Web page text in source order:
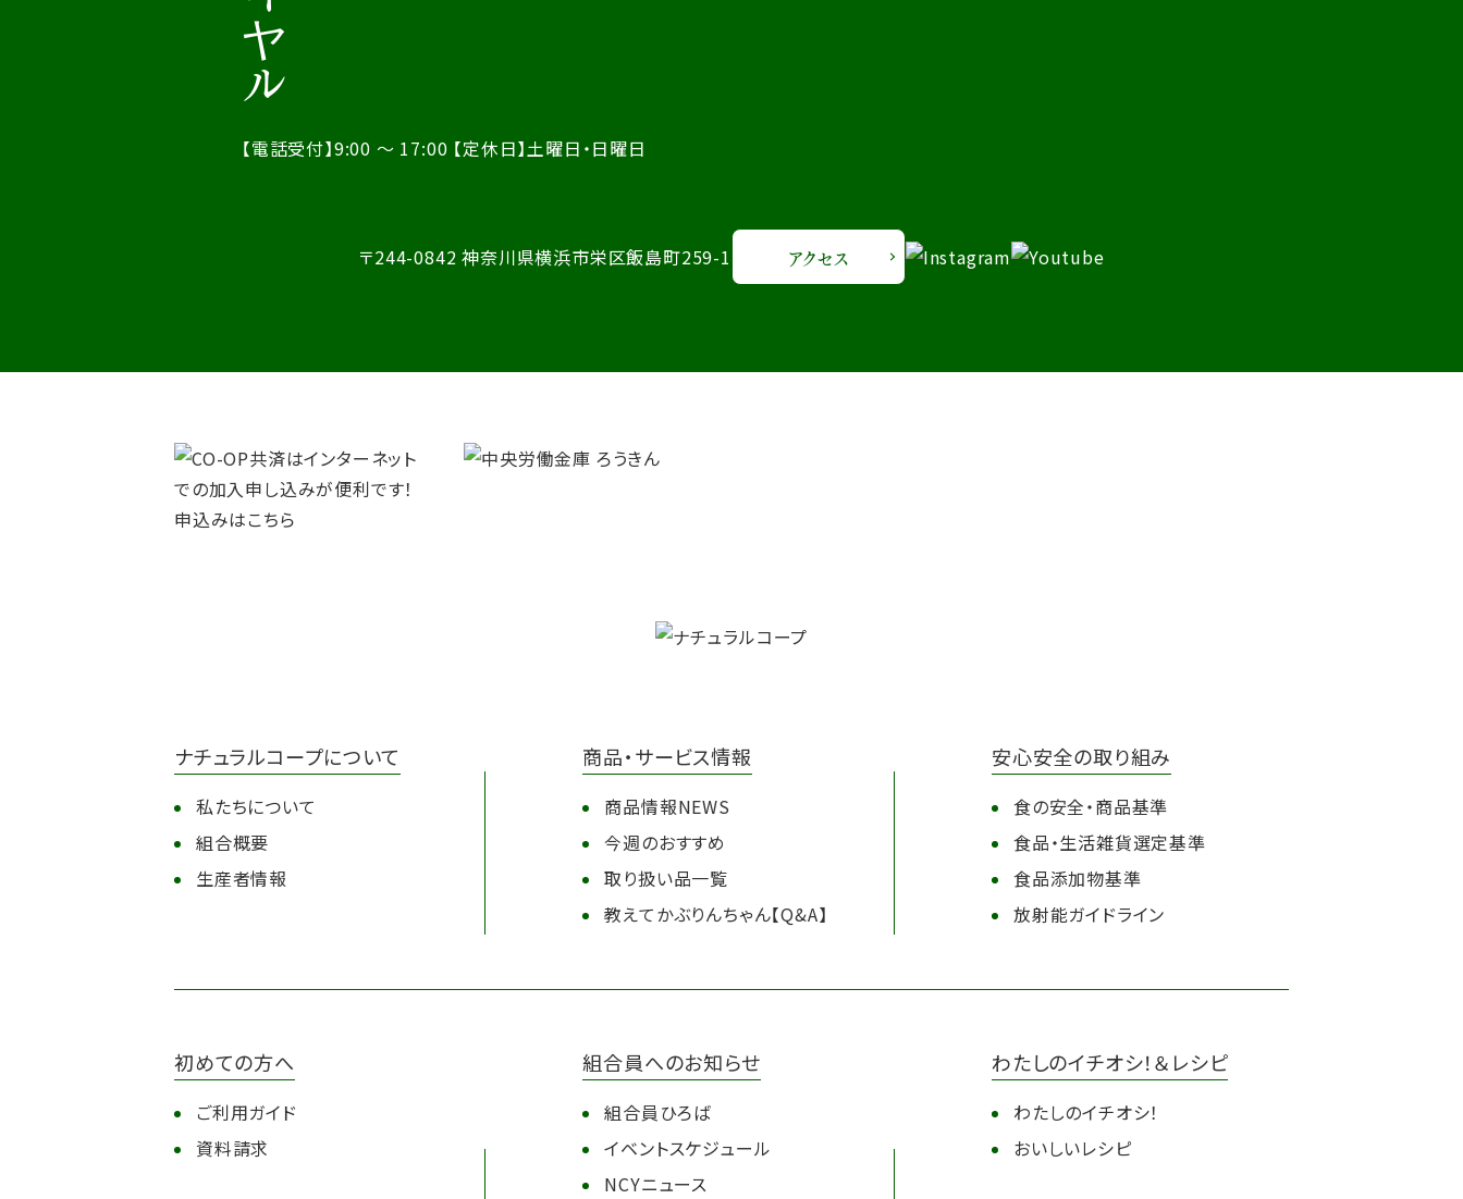
【電話受付】9:00 ～ 17:00 【定休日】土曜日・日曜日
〒244-0842 神奈川県横浜市栄区飯島町259-1 アクセス
ナチュラルコープについて
私たちについて
組合概要
生産者情報
商品・サービス情報
商品情報NEWS
今週のおすすめ
取り扱い品一覧
教えてかぶりんちゃん【Q&A】
安心安全の取り組み
食の安全・商品基準
食品・生活雑貨選定基準
食品添加物基準
放射能ガイドライン
初めての方へ
ご利用ガイド
資料請求
組合員へのお知らせ
組合員ひろば
イベントスケジュール
NCYニュース
わたしのイチオシ！＆レシピ
わたしのイチオシ！
おいしいレシピ